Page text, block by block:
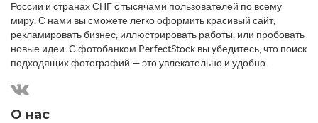
России и странах СНГ с тысячами пользователей по всему
миру. С нами вы сможете легко оформить красивый сайт,
рекламировать бизнес, иллюстрировать работы, или пробовать
новые идеи. С фотобанком PerfectStock вы убедитесь, что поиск
подходящих фотографий — это увлекательно и удобно.
О нас